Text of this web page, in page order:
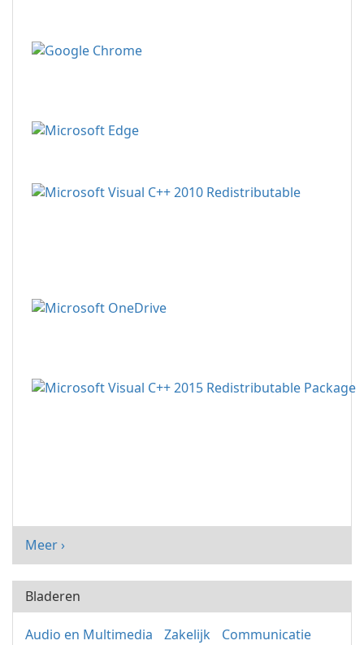
Meer ›
Bladeren
Audio en Multimedia Zakelijk
Communicatie